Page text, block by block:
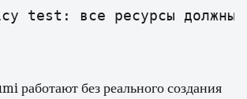
test: все ресурсы должны
работают без реального создания